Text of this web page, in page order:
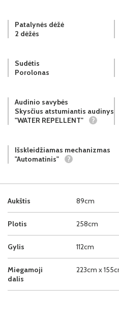
Aukštis 89cm
Plotis 258cm
Gylis 112cm
Miegamoji
dalis
223cm x
Patalynės dėžė
2 dėžės
Sudėtis
Porolonas
Audinio savybės
Skysčius atstumiantis audinys
"WATER REPELLENT"
?
Išskleidžiamas mechanizmas
"Automatinis"
?